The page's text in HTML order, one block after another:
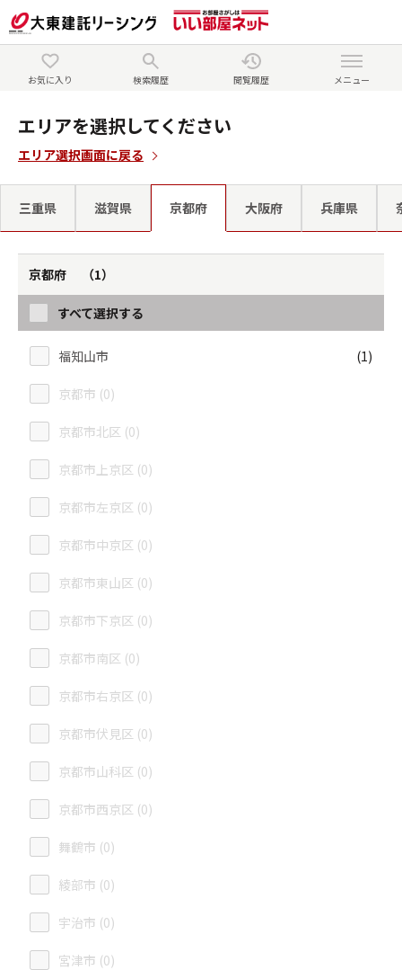
お気に入り 検索履歴 閲覧履歴 メニュー
エリアを選択してください
エリア選択画面に戻る
三重県 滋賀県 京都府 大阪府 兵庫県
京都府 （1）
すべて選択する
福知山市 (1)
京都市 (0)
京都市北区 (0)
京都市上京区 (0)
京都市左京区 (0)
京都市中京区 (0)
京都市東山区 (0)
京都市下京区 (0)
京都市南区 (0)
京都市右京区 (0)
京都市伏見区 (0)
京都市山科区 (0)
京都市西京区 (0)
舞鶴市 (0)
綾部市 (0)
宇治市 (0)
宮津市 (0)